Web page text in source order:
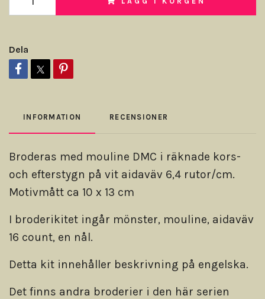
Dela
INFORMATION RECENSIONER
Broderas med mouline DMC i räknade kors-
och efterstygn på vit aidaväv 6,4 rutor/cm.
Motivmått ca 10 x 13 cm
I broderikitet ingår mönster, mouline, aidaväv
16 count, en nål.
Detta kit innehåller beskrivning på engelska.
Det finns andra broderier i den här serien